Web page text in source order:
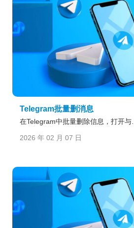
Telegram批量删消息
在Telegram中批量删除信息，打开与...
2026 年 02 月 07 日